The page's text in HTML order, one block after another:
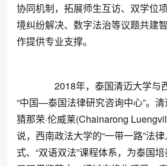
协同机制，拓展师生互访、双学位
境纠纷解决、数字法治等议题共建
作提供专业支撑。
2018年，泰国清迈大学与
“中国—泰国法律研究咨询中心”。
猜那荣·伦威莱(Chainarong
说，西南政法大学的“一带一路”法
式、“双语双法”课程体系，为泰国